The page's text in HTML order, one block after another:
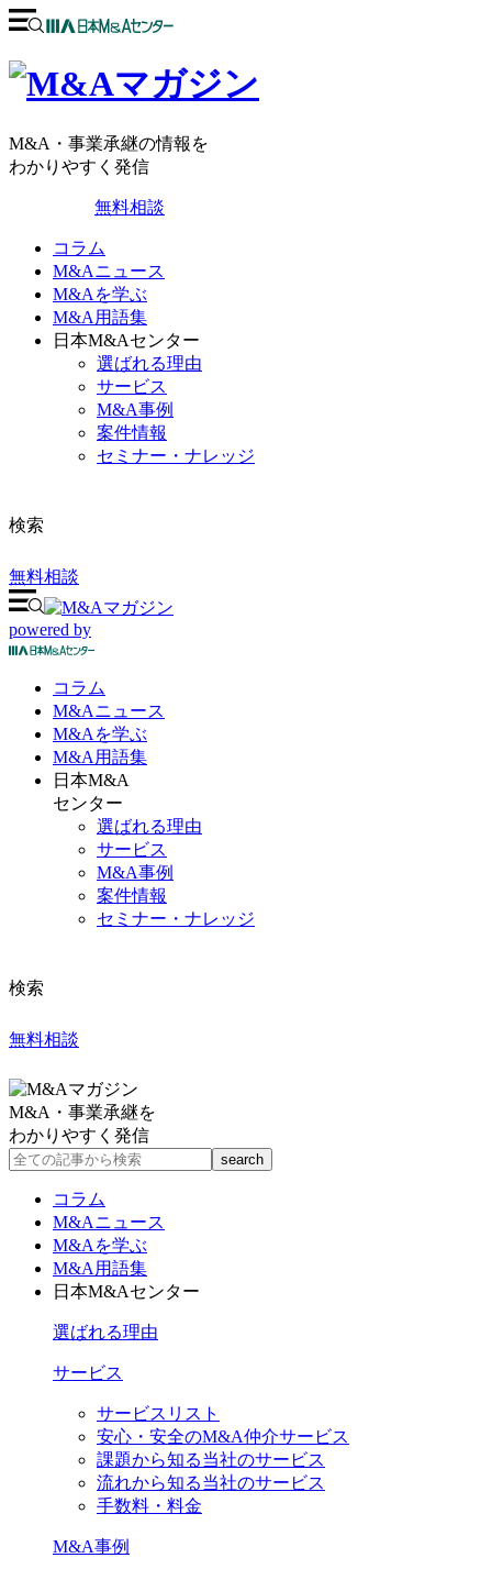
M&A・事業承継の情報を
わかりやすく発信
無料相談
コラム
M&Aニュース
M&Aを学ぶ
M&A用語集
日本M&Aセンター
選ばれる理由
サービス
M&A事例
案件情報
セミナー・ナレッジ
検索
無料相談
powered by
コラム
M&Aニュース
M&Aを学ぶ
M&A 用語集
日本M&A
センター
選ばれる理由
サービス
M&A事例
案件情報
セミナー・ナレッジ
検索
無料相談
M&A・事業承継を
わかりやすく発信
コラム
M&Aニュース
M&Aを学ぶ
M&A用語集
日本M&Aセンター
選ばれる理由
サービス
サービスリスト
安心・安全のM&A仲介サービス
課題から知る当社のサービス
流れから知る当社のサービス
手数料・料金
M&A事例